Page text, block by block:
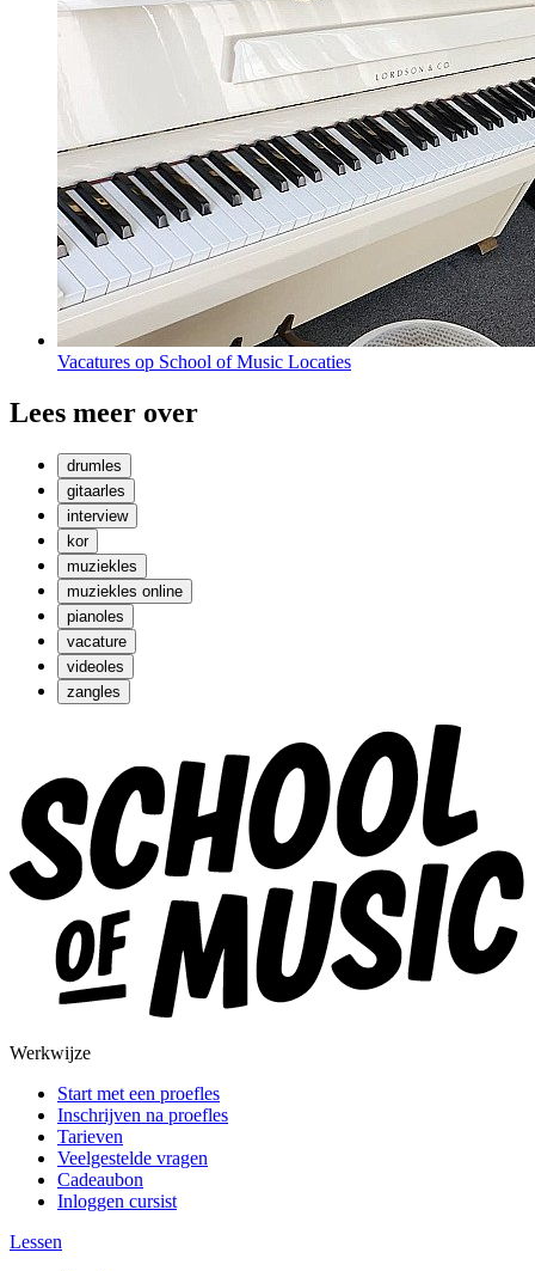
Vacatures op School of Music Locaties
Lees meer over
drumles
gitaarles
interview
kor
muziekles
muziekles online
pianoles
vacature
videoles
zangles
Werkwijze
Start met een proefles
Inschrijven na proefles
Tarieven
Veelgestelde vragen
Cadeaubon
Inloggen cursist
Lessen